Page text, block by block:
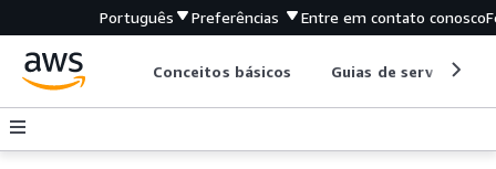
Português Preferências Entre em contato conosco
Conceitos básicos Guias de serviço